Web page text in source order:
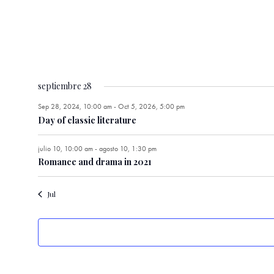
septiembre 28
Sep 28, 2024, 10:00 am-Oct 5, 2026, 5:00 pm
Day of classic literature
julio 10, 10:00 am-agosto 10, 1:30 pm
Romance and drama in 2021
Jul